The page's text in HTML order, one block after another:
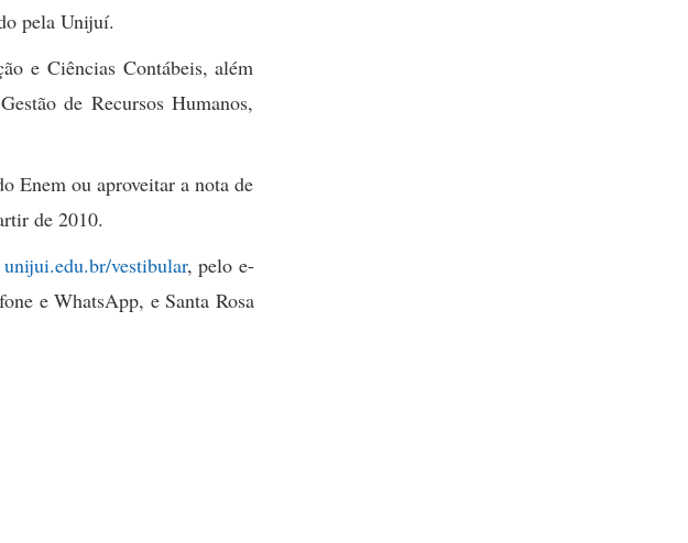
pela Unijuí.
e Ciências Contábeis, além
de Recursos Humanos,
Enem ou aproveitar a nota de
de 2010.
unijui.edu.br/vestibular, pelo e-
e WhatsApp, e Santa Rosa